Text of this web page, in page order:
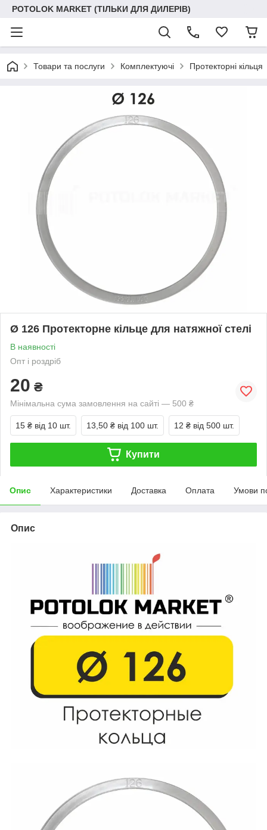
POTOLOK MARKET (ТІЛЬКИ ДЛЯ ДИЛЕРІВ)
Товари та послуги Комплектуючі Протекторні кільця
Ø 126 Протекторне кільце для натяжної стелі
В наявності
Опт і роздріб
20 ₴
Мінімальна сума замовлення на сайті — 500 ₴
15 ₴ від 10 шт. 13,50 ₴ від 100 шт. 12 ₴ від 500 шт.
Купити
Опис Характеристики Доставка Оплата Умови
Опис